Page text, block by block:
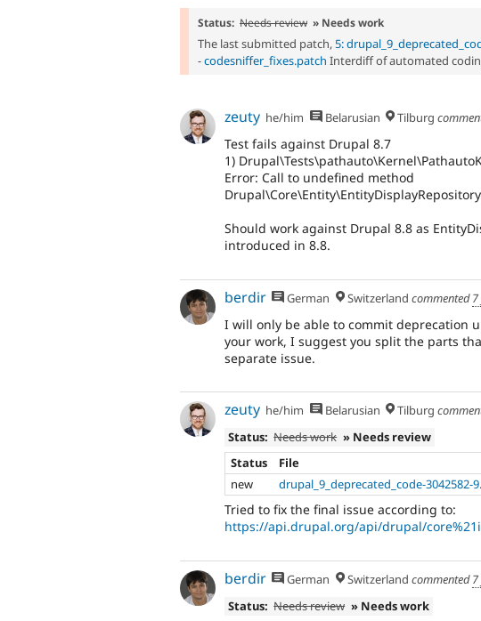
Status: Needs review » Needs work
The last submitted patch, 5:
-codesniffer_fixes.patch Interdiff of automated
zeuty he/him Belarusian Tilburg
Test fails against Drupal 8.7
1)
Error: Call to undefined method
Should work against Drupal 8.8 as
introduced in 8.8.
berdir German Switzerland commented
I will only be able to commit deprecation
your work, I suggest you split the parts
separate issue.
zeuty he/him Belarusian Tilburg
Status: Needs work » Needs review
Status
File
new
drupal_9_deprecated_code-3042582-
Tried to fix the final issue according to:
https://api.drupal.org/api/drupal/
berdir German Switzerland commented
Status: Needs review » Needs work